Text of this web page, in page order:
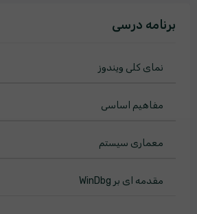
برنامه درسی
نمای کلی ویندوز
مفاهیم اساسی
معماری سیستم
مقدمه ای بر WinDbg